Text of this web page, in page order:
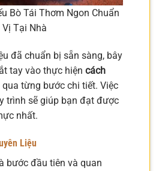
Bò Tái Thơm Ngon Chuẩn
Vị Tại Nhà
đã chuẩn bị sẵn sàng, bây
tay vào thực hiện cách
qua từng bước chi tiết. Việc
trình sẽ giúp bạn đạt được
nhất.
Liệu
bước đầu tiên và quan